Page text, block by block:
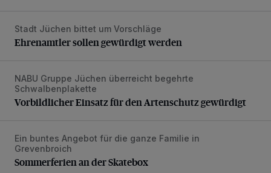
Ehrenamtler sollen gewürdigt werden
Stadt Jüchen bittet um Vorschläge
Ehrenamtler sollen gewürdigt werden
Vorbildlicher Einsatz für den Artenschutz gewürdigt
NABU Gruppe Jüchen überreicht begehrte
Schwalbenplakette
Vorbildlicher Einsatz für den Artenschutz gewürdigt
Sommerferien an der Skatebox
Ein buntes Angebot für die ganze Familie in
Grevenbroich
Sommerferien an der Skatebox